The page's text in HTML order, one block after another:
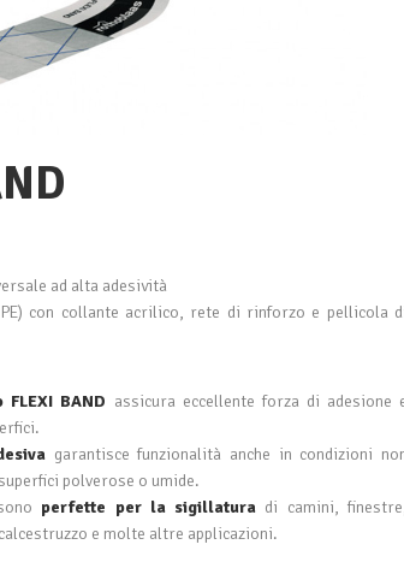
ad alta adesività
con collante acrilico, rete di rinforzo e pellicola
BAND assicura eccellente forza di adesione
garantisce funzionalità anche in condizioni
polverose o umide.
perfette per la sigillatura di camini,
e molte altre applicazioni.